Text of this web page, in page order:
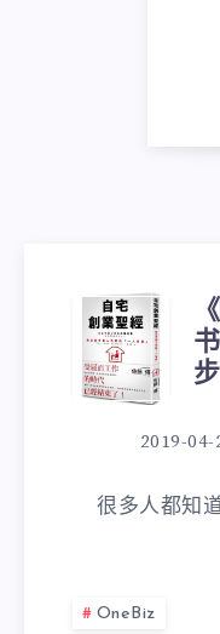
步
2019-04-
很多人都知
OneBiz